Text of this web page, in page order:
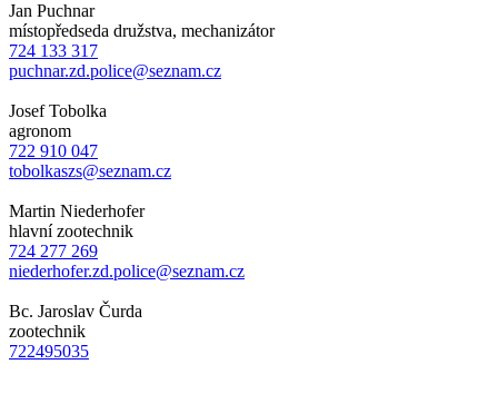
Jan Puchnar
místopředseda družstva, mechanizátor
724 133 317
puchnar.zd.police@seznam.cz
Josef Tobolka
agronom
722 910 047
tobolkaszs@seznam.cz
Martin Niederhofer
hlavní zootechnik
724 277 269
niederhofer.zd.police@seznam.cz
Bc. Jaroslav Čurda
zootechnik
722495035